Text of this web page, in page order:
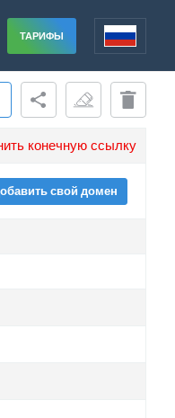
ТАРИФЫ
конечную ссылку
свой домен